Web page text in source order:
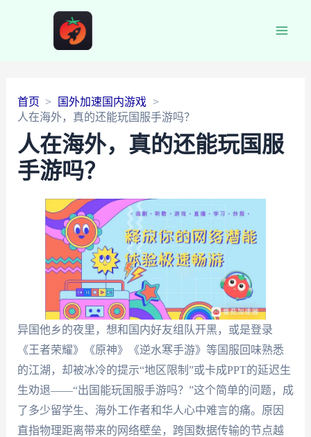
首页
国外加速国内游戏
人在海外，真的还能玩国服手游吗？
人在海外，真的还能玩国服
手游吗？
异国他乡的夜里，想和国内好友组队开黑，或是登录
《王者荣耀》《原神》《逆水寒手游》等国服回味熟悉
的江湖，却被冰冷的提示“地区限制”或卡成PPT的延迟生
生劝退——“出国能玩国服手游吗？”这个简单的问题，成
了多少留学生、海外工作者和华人心中难言的痛。原因
直指物理距离带来的网络壁垒，跨国数据传输的节点越